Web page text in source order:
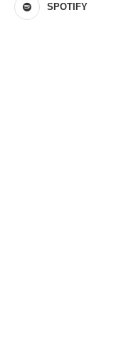
SPOTIFY